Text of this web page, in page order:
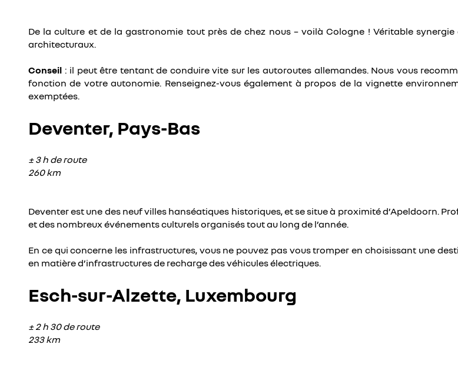
De la culture et de la gastronomie tout près de chez nous – voilà Cologne ! Véritable synergie
architecturaux.
Conseil : il peut être tentant de conduire vite sur les autoroutes allemandes. Nous vous
fonction de votre autonomie. Renseignez-vous également à propos de la vignette
exemptées.
Deventer, Pays-Bas
± 3 h de route
260 km
Deventer est une des neuf villes hanséatiques historiques, et se situe à proximité d’Apeldoorn.
et des nombreux événements culturels organisés tout au long de l’année.
En ce qui concerne les infrastructures, vous ne pouvez pas vous tromper en choisissant une
en matière d’infrastructures de recharge des véhicules électriques.
Esch-sur-Alzette, Luxembourg
± 2 h 30 de route
233 km